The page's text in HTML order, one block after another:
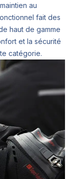
au
fait des
haut de gamme
et la sécurité
catégorie.